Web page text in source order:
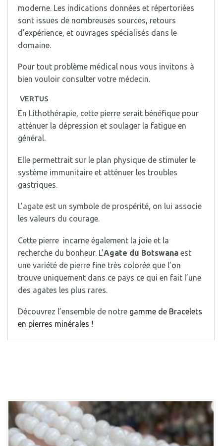
moderne. Les indications données et répertoriées
sont issues de nombreuses sources, retours
d’expérience, et ouvrages spécialisés dans le
domaine.
Pour tout problème médical nous vous invitons à
bien vouloir consulter votre médecin.
VERTUS
En Lithothérapie, cette pierre serait bénéfique pour
atténuer la dépression et soulager la fatigue en
général.
Elle permettrait sur le plan physique de stimuler le
système immunitaire et atténuer les troubles
gastriques.
L’agate est un symbole de prospérité, on lui associe
les valeurs du courage.
Cette pierre incarne également la joie et la
recherche du bonheur. L’Agate du Botswana est
une variété de pierre fine très colorée que l’on
trouve uniquement dans ce pays ce qui en fait l’une
des agates les plus rares.
Découvrez l’ensemble de notre gamme de Bracelets
en pierres minérales !